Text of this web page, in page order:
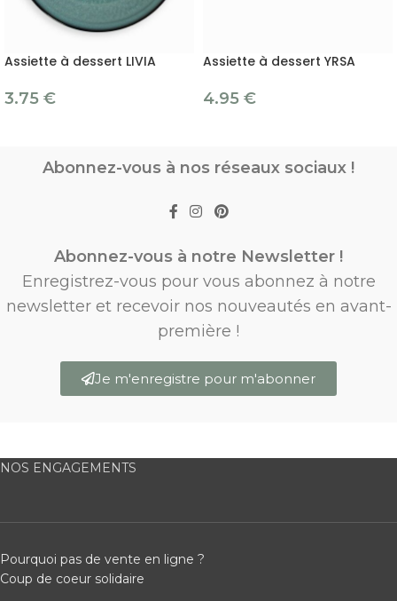
Assiette à dessert LIVIA
3.75 €
Assiette à dessert YRSA
4.95 €
Abonnez-vous à nos réseaux sociaux !
Abonnez-vous à notre Newsletter !
Enregistrez-vous pour vous abonnez à notre
newsletter et recevoir nos nouveautés en avant-
première !
Je m'enregistre pour m'abonner
NOS ENGAGEMENTS
Pourquoi pas de vente en ligne ?
Coup de coeur solidaire